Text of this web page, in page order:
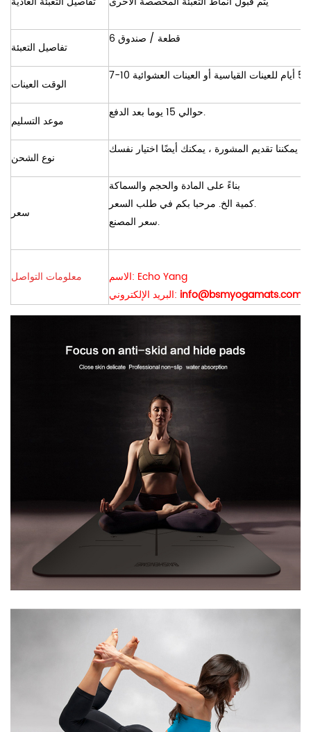
تفاصيل التعبئة
6 قطعة / صندوق
الوقت العينات
موعد التسليم
حوالي 15 يوما بعد الدفع.
نوع الشحن
سعر
بناءً على المادة والحجم والسماكة
كمية الخ. مرحبا بكم في طلب السعر.
سعر المصنع.
معلومات التواصل
الاسم: Echo Yang
البريد الإلكتروني: info@bsmyogamats.com